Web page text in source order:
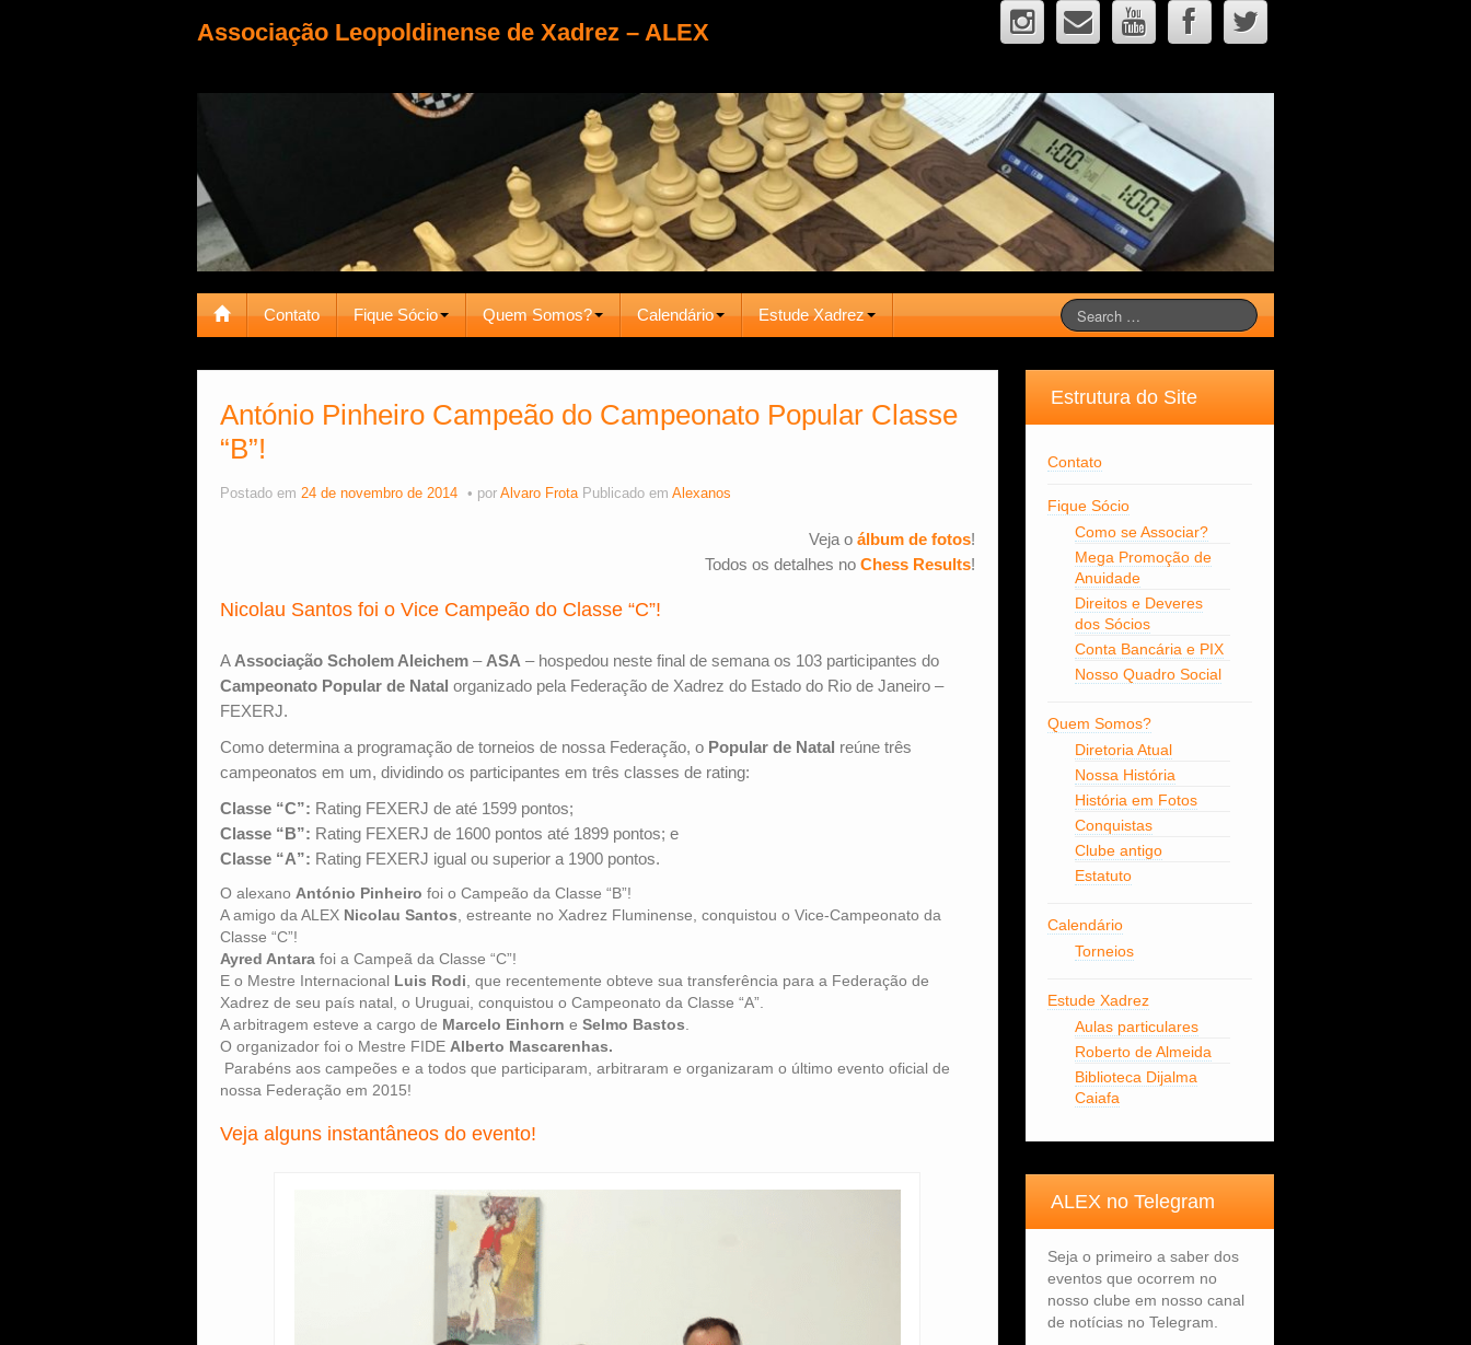
Associação Leopoldinense de Xadrez – ALEX
Contato Fique Sócio Quem Somos? Calendário Estude Xadrez
António Pinheiro Campeão do Campeonato Popular Classe
“B”!
Postado em 24 de novembro de 2014 por Alvaro Frota Publicado em Alexanos
Veja o álbum de fotos!
Todos os detalhes no Chess Results!
Nicolau Santos foi o Vice Campeão do Classe “C”!
A Associação Scholem Aleichem – ASA – hospedou neste final de semana os 103 participantes do
Campeonato Popular de Natal organizado pela Federação de Xadrez do Estado do Rio de Janeiro –
FEXERJ.
Como determina a programação de torneios de nossa Federação, o Popular de Natal reúne três
campeonatos em um, dividindo os participantes em três classes de rating:
Classe “C”: Rating FEXERJ de até 1599 pontos;
Classe “B”: Rating FEXERJ de 1600 pontos até 1899 pontos; e
Classe “A”: Rating FEXERJ igual ou superior a 1900 pontos.
O alexano António Pinheiro foi o Campeão da Classe “B”!
A amigo da ALEX Nicolau Santos, estreante no Xadrez Fluminense, conquistou o Vice-Campeonato da
Classe “C”!
Ayred Antara foi a Campeã da Classe “C”!
E o Mestre Internacional Luis Rodi, que recentemente obteve sua transferência para a Federação de
Xadrez de seu país natal, o Uruguai, conquistou o Campeonato da Classe “A”.
A arbitragem esteve a cargo de Marcelo Einhorn e Selmo Bastos.
O organizador foi o Mestre FIDE Alberto Mascarenhas.
Parabéns aos campeões e a todos que participaram, arbitraram e organizaram o último evento oficial de
nossa Federação em 2015!
Veja alguns instantâneos do evento!
Estrutura do Site
Contato
Fique Sócio
Como se Associar?
Mega Promoção de
Anuidade
Direitos e Deveres
dos Sócios
Conta Bancária e PIX
Nosso Quadro Social
Quem Somos?
Diretoria Atual
Nossa História
História em Fotos
Conquistas
Clube antigo
Estatuto
Calendário
Torneios
Estude Xadrez
Aulas particulares
Roberto de Almeida
Biblioteca Dijalma
Caiafa
ALEX no Telegram
Seja o primeiro a saber dos
eventos que ocorrem no
nosso clube em nosso canal
de notícias no Telegram.